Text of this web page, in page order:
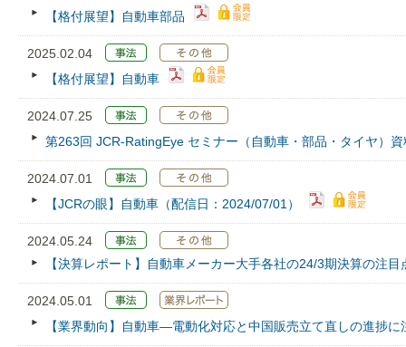
【格付展望】自動車部品
2025.02.04
【格付展望】自動車
2024.07.25
第263回 JCR‐RatingEye セミナー（自動車・部品・タイヤ）資
2024.07.01
【JCRの眼】自動車（配信日：2024/07/01）
2024.05.24
【決算レポート】自動車メーカー大手各社の24/3期決算の注目
2024.05.01
【業界動向】自動車―電動化対応と中国販売立て直しの進捗